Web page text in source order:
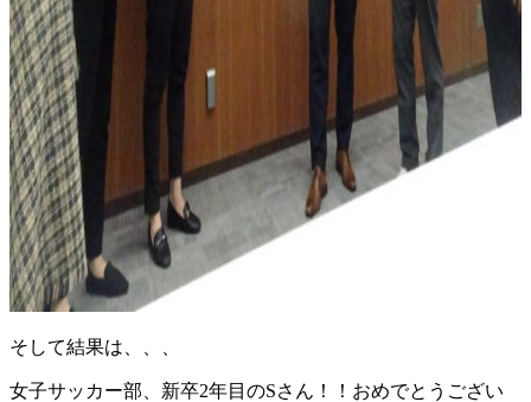
そして結果は、、、
女子サッカー部、新卒2年目のSさん！！おめでとうござい